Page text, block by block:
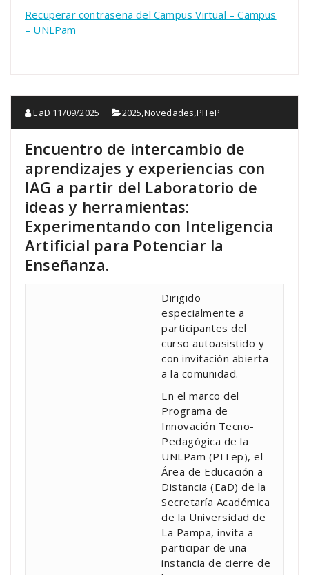
Recuperar contraseña del Campus Virtual – Campus
– UNLPam
EaD 11/09/2025 2025,Novedades,PITeP
Encuentro de intercambio de
aprendizajes y experiencias con
IAG a partir del Laboratorio de
ideas y herramientas:
Experimentando con Inteligencia
Artificial para Potenciar la
Enseñanza.
Dirigido
especialmente a
participantes del
curso autoasistido y
con invitación abierta
a la comunidad.
En el marco del
Programa de
Innovación Tecno-
Pedagógica de la
UNLPam (PITep), el
Área de Educación a
Distancia (EaD) de la
Secretaría Académica
de la Universidad de
La Pampa, invita a
participar de una
instancia de cierre de